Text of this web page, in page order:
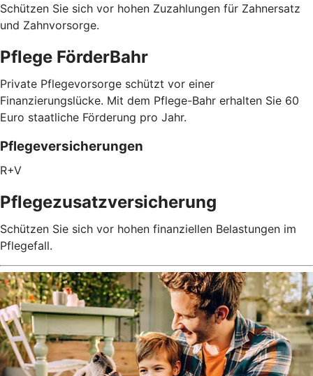
Schützen Sie sich vor hohen Zuzahlungen für Zahnersatz
und Zahnvorsorge.
Pflege FörderBahr
Private Pflegevorsorge schützt vor einer
Finanzierungslücke. Mit dem Pflege-Bahr erhalten Sie 60
Euro staatliche Förderung pro Jahr.
Pflegeversicherungen
R+V
Pflegezusatz­versicherung
Schützen Sie sich vor hohen finanziellen Belastungen im
Pflegefall.